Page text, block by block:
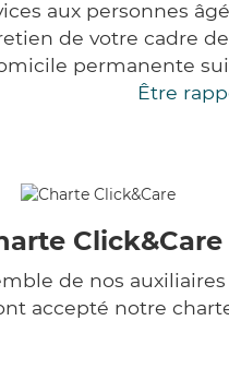
aux personnes
de votre cadre
permanente
Être
Click&Care
de nos
accepté notre